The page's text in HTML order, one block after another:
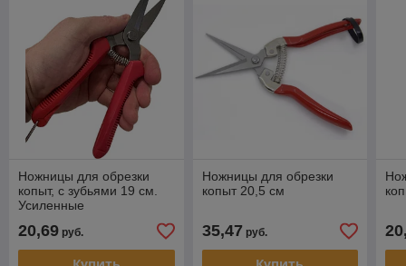
Ножницы для обрезки
копыт, с зубьями 19 см.
Усиленные
20,69 руб.
Ножницы для обрезки
копыт 20,5 см
35,47 руб.